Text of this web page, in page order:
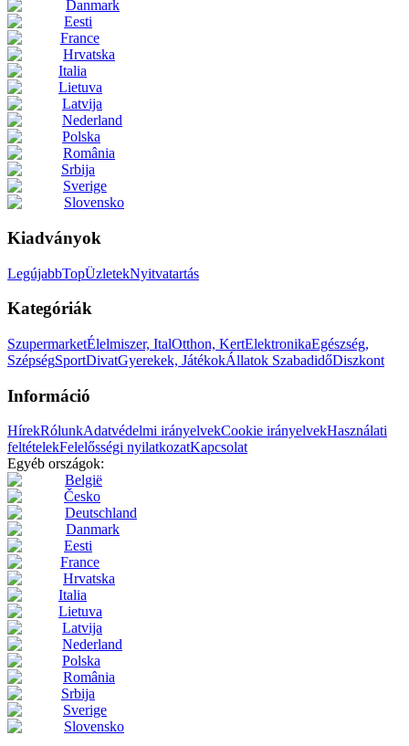
Danmark
Eesti
France
Hrvatska
Italia
Lietuva
Latvija
Nederland
Polska
România
Srbija
Sverige
Slovensko
Kiadványok
LegújabbTopÜzletekNyitvatartás
Kategóriák
SzupermarketÉlelmiszer, ItalOtthon, KertElektronikaEgészség,
SzépségSportDivatGyerekek, JátékokÁllatok SzabadidőDiszkont
Információ
HírekRólunkAdatvédelmi irányelvekCookie irányelvekHasználati
feltételekFelelősségi nyilatkozatKapcsolat
Egyéb országok:
België
Česko
Deutschland
Danmark
Eesti
France
Hrvatska
Italia
Lietuva
Latvija
Nederland
Polska
România
Srbija
Sverige
Slovensko